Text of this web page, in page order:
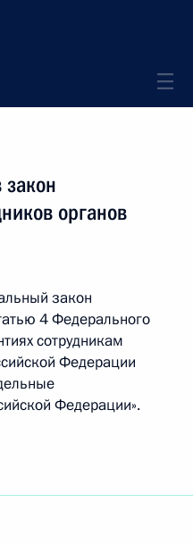
органов
закон
4 Федерального
сотрудникам
Федерации
Федерации».